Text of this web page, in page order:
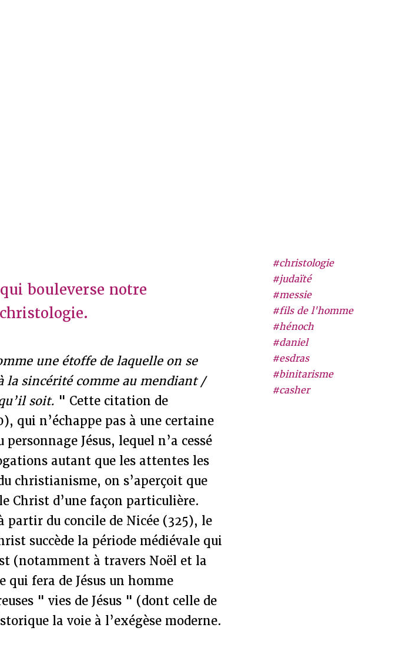
#christologie
#judaïté
#messie
#fils de l'homme
#hénoch
#daniel
#esdras
#binitarisme
#casher
bouleverse notre
une étoffe de laquelle on se
la sincérité comme au mendiant /
soit. " Cette citation de
qui n’échappe pas à une certaine
Jésus, lequel n’a cessé
autant que les attentes les
christianisme, on s’aperçoit que
Christ d’une façon particulière.
du concile de Nicée (325), le
succède la période médiévale qui
(notamment à travers Noël et la
qui fera de Jésus un homme
" vies de Jésus " (dont celle de
la voie à l’exégèse moderne.